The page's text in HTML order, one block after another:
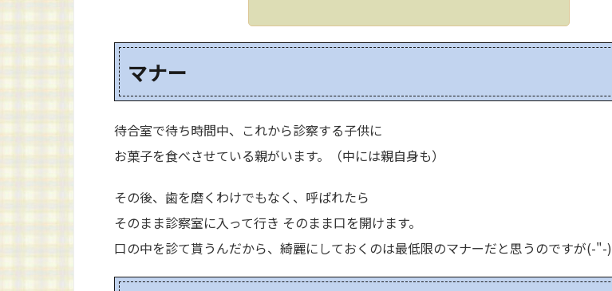
マナー
待合室で待ち時間中、これから診察する子供に
お菓子を食べさせている親がいます。（中には親自身も）
その後、歯を磨くわけでもなく、呼ばれたら
そのまま診察室に入って行き そのまま口を開けます。
口の中を診て貰うんだから、綺麗にしておくのは最低限のマナーだと思うのですが(-"-)